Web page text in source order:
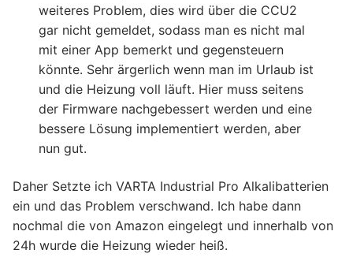
weiteres Problem, dies wird über die CCU2
gar nicht gemeldet, sodass man es nicht mal
mit einer App bemerkt und gegensteuern
könnte. Sehr ärgerlich wenn man im Urlaub ist
und die Heizung voll läuft. Hier muss seitens
der Firmware nachgebessert werden und eine
bessere Lösung implementiert werden, aber
nun gut.
Daher Setzte ich VARTA Industrial Pro Alkalibatterien
ein und das Problem verschwand. Ich habe dann
nochmal die von Amazon eingelegt und innerhalb von
24h wurde die Heizung wieder heiß.